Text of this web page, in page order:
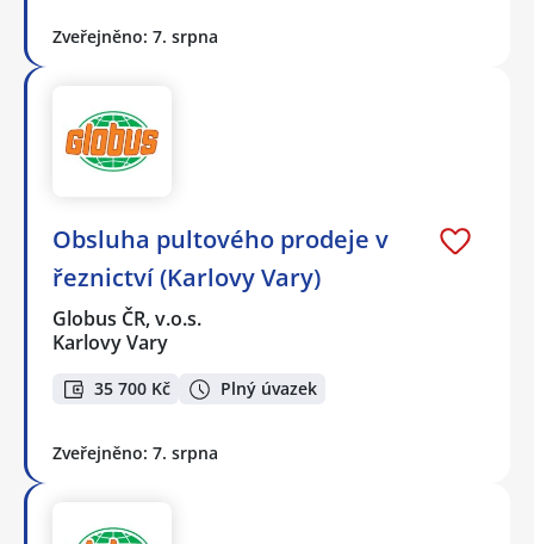
Zveřejněno: 7. srpna
Obsluha pultového prodeje v
řeznictví (Karlovy Vary)
Globus ČR, v.o.s.
Karlovy Vary
35 700 Kč Plný úvazek
Zveřejněno: 7. srpna